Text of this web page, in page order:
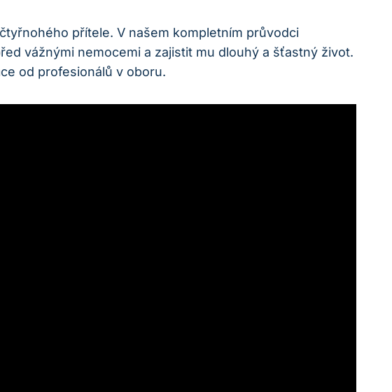
přítele. V našem kompletním průvodci
vážnými nemocemi a zajistit mu dlouhý a šťastný život.
od profesionálů v oboru.